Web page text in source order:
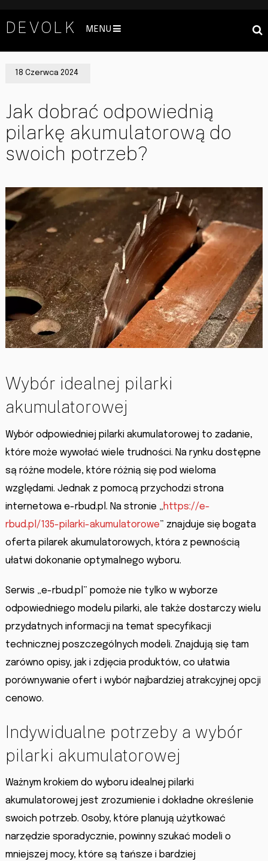
DEVOLK MENU
18 Czerwca 2024
Jak dobrać odpowiednią
pilarkę akumulatorową do
swoich potrzeb?
Wybór idealnej pilarki
akumulatorowej
Wybór odpowiedniej pilarki akumulatorowej to zadanie,
które może wywołać wiele trudności. Na rynku dostępne
są różne modele, które różnią się pod wieloma
względami. Jednak z pomocą przychodzi strona
internetowa e-rbud.pl. Na stronie „https://e-
rbud.pl/135-pilarki-akumulatorowe” znajduje się bogata
oferta pilarek akumulatorowych, która z pewnością
ułatwi dokonanie optymalnego wyboru.
Serwis „e-rbud.pl” pomoże nie tylko w wyborze
odpowiedniego modelu pilarki, ale także dostarczy wielu
przydatnych informacji na temat specyfikacji
technicznej poszczególnych modeli. Znajdują się tam
zarówno opisy, jak i zdjęcia produktów, co ułatwia
porównywanie ofert i wybór najbardziej atrakcyjnej opcji
cenowo.
Indywidualne potrzeby a wybór
pilarki akumulatorowej
Ważnym krokiem do wyboru idealnej pilarki
akumulatorowej jest zrozumienie i dokładne określenie
swoich potrzeb. Osoby, które planują użytkować
narzędzie sporadycznie, powinny szukać modeli o
mniejszej mocy, które są tańsze i bardziej